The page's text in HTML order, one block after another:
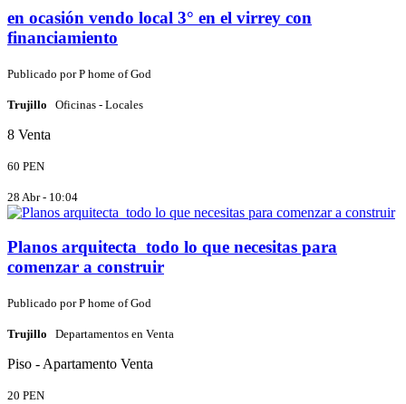
en ocasión vendo local 3° en el virrey con
financiamiento
Publicado porP home of God
Trujillo Oficinas - Locales
8 Venta
60 PEN
28 Abr - 10:04
Planos arquitecta ️️ todo lo que necesitas para
comenzar a construir
Publicado porP home of God
Trujillo Departamentos en Venta
Piso - Apartamento Venta
20 PEN